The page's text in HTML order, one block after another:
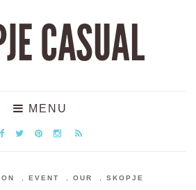
CASUAL
MENU
EVENT OUR SKOPJE